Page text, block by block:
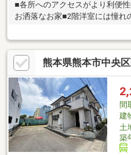
■各所へのアクセスがより利便
お洒落なお家■2階洋室には憧れ
■2階リビングです
熊本県熊本市中央
間
建
土
築